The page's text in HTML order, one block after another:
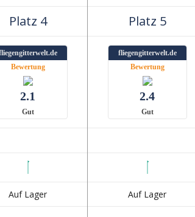
Platz 4 Platz 5
Bewertung
2.1
Gut
fliegengitterwelt.de
Bewertung
2.4
Gut
Auf Lager Auf Lager